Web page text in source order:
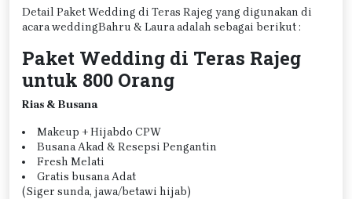
Detail Paket Wedding di Teras Rajeg yang digunakan di
acara weddingBahru & Laura adalah sebagai berikut :
Paket Wedding di Teras Rajeg
untuk 800 Orang
Rias & Busana
Makeup + Hijabdo CPW
Busana Akad & Resepsi Pengantin
Fresh Melati
Gratis busana Adat
(Siger sunda, jawa/betawi hijab)